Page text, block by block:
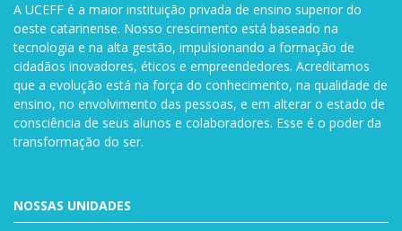
A UCEFF é a maior instituição privada de ensino superior do
oeste catarinense. Nosso crescimento está baseado na
tecnologia e na alta gestão, impulsionando a formação de
cidadãos inovadores, éticos e empreendedores. Acreditamos
que a evolução está na força do conhecimento, na qualidade de
ensino, no envolvimento das pessoas, e em alterar o estado de
consciência de seus alunos e colaboradores. Esse é o poder da
transformação do ser.
NOSSAS UNIDADES